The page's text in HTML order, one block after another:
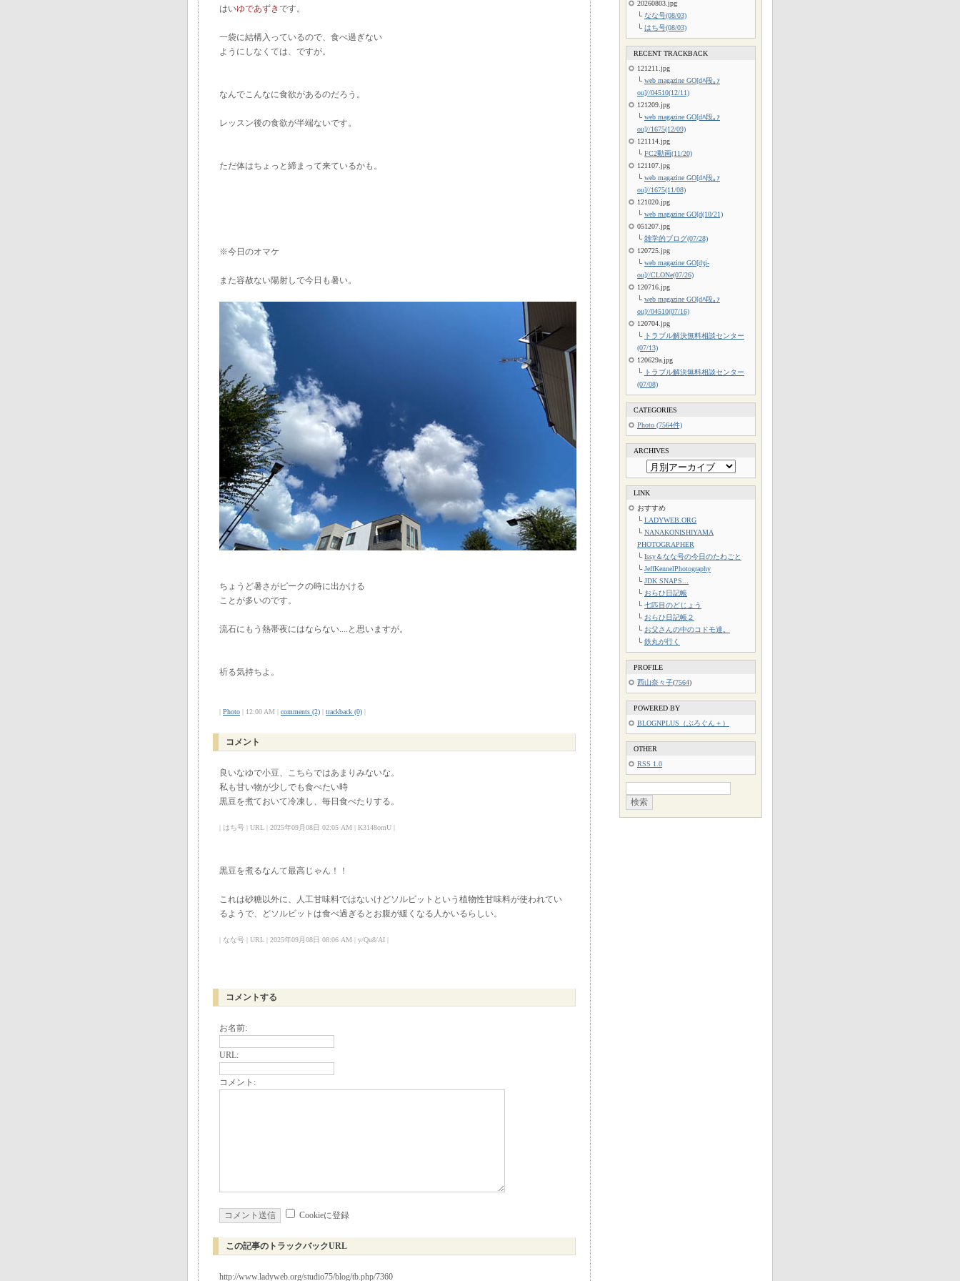
はいゆであずきです。
一袋に結構入っているので、食べ過ぎない
ようにしなくては、ですが。
なんでこんなに食欲があるのだろう。
レッスン後の食欲が半端ないです。
ただ体はちょっと締まって来ているかも。
※今日のオマケ
また容赦ない陽射しで今日も暑い。
ちょうど暑さがピークの時に出かける
ことが多いのです。
流石にもう熱帯夜にはならない....と思いますが。
祈る気持ちよ。
| Photo | 12:00 AM | comments (2) | trackback (0) |
コメント
良いなゆで小豆、こちらではあまりみないな。
私も甘い物が少しでも食べたい時
黒豆を煮ておいて冷凍し、毎日食べたりする。
| はち号 | URL | 2025年09月08日 02:05 AM | K3148omU |
黒豆を煮るなんて最高じゃん！！
これは砂糖以外に、人工甘味料ではないけどソルビットという植物性甘味料が使われてい
るようで、どソルビットは食べ過ぎるとお腹が緩くなる人かいるらしい。
| なな号 | URL | 2025年09月08日 08:06 AM | y/Qu8/AI |
コメントする
お名前:
URL:
コメント:
Cookieに登録
この記事のトラックバックURL
http://www.ladyweb.org/studio75/blog/tb.php/7360
20260803.jpg
└ なな号(08/03)
└ はち号(08/03)
RECENT TRACKBACK
121211.jpg
└ web magazine GO[dﾊ段｡ｧ
ou]//04510(12/11)
121209.jpg
└ web magazine GO[dﾊ段｡ｧ
ou]//1675(12/09)
121114.jpg
└ FC2動画(11/20)
121107.jpg
└ web magazine GO[dﾊ段｡ｧ
ou]//1675(11/08)
121020.jpg
└ web magazine GO[d(10/21)
051207.jpg
└ 雑学的ブログ(07/28)
120725.jpg
└ web magazine GO[dʒi-
ou]//CLONe(07/26)
120716.jpg
└ web magazine GO[dﾊ段｡ｧ
ou]//04510(07/16)
120704.jpg
└ トラブル解決無料相談センター
(07/13)
120629a.jpg
└ トラブル解決無料相談センター
(07/08)
CATEGORIES
Photo (7564件)
ARCHIVES
LINK
おすすめ
└ LADYWEB.ORG
└ NANAKONISHIYAMA
PHOTOGRAPHER
└ Issy＆なな号の今日のたわごと
└ JeffKennelPhotography
└ JDK SNAPS...
└ おらひ日記帳
└ 七匹目のどじょう
└ おらひ日記帳２
└ お父さんの中のコドモ達。
└ 鉄丸が行く
PROFILE
西山奈々子(7564)
POWERED BY
BLOGNPLUS（ぶろぐん＋）
OTHER
RSS 1.0